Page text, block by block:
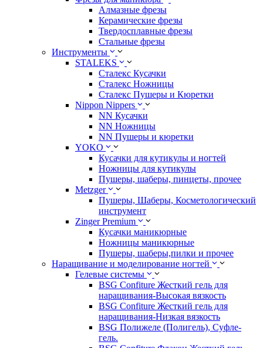
Алмазные фрезы
Керамические фрезы
Твердосплавные фрезы
Стальные фрезы
Инструменты
STALEKS
Сталекс Кусачки
Сталекс Ножницы
Сталекс Пушеры и Кюретки
Nippon Nippers
NN Кусачки
NN Ножницы
NN Пушеры и кюретки
YOKO
Кусачки для кутикулы и ногтей
Ножницы для кутикулы
Пушеры, шаберы, пинцеты, прочее
Metzger
Пушеры, Шаберы, Косметологический
инструмент
Zinger Premium
Кусачки маникюрные
Ножницы маникюрные
Пушеры, шаберы,пилки и прочее
Наращивание и моделирование ногтей
Гелевые системы
BSG Confiture Жесткий гель для
наращивания-Высокая вязкость
BSG Confiture Жесткий гель для
наращивания-Низкая вязкость
BSG Полижеле (Полигель), Суфле-
гель.